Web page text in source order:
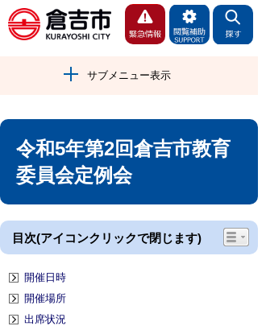
サブメニュー表示
令和5年第2回倉吉市教育
委員会定例会
目次(アイコンクリックで閉じます)
開催日時
開催場所
出席状況